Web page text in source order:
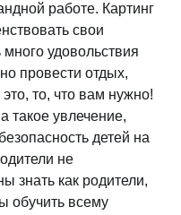
работе. Картинг
свои
удовольствия
провести отдых,
это, то, что вам нужно!
такое увлечение,
детей на
не
знать как родители,
обучить всему